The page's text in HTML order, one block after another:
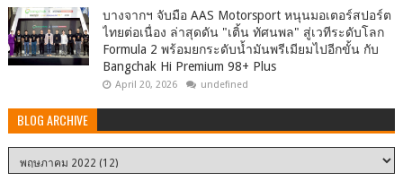
บางจากฯ จับมือ AAS Motorsport หนุนมอเตอร์สปอร์ต
ไทยต่อเนื่อง ล่าสุดดัน "เติ้น ทัศนพล" สู่เวทีระดับโลก
Formula 2 พร้อมยกระดับน้ำมันพรีเมียมไปอีกขั้น กับ
Bangchak Hi Premium 98+ Plus
April 20, 2026 undefined
BLOG ARCHIVE